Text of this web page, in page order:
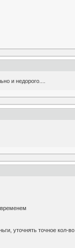
и недорого....
временем
уточнять точное кол-